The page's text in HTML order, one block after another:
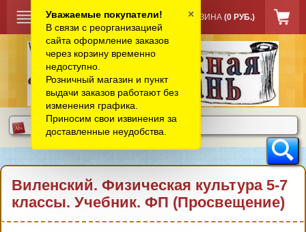
КОРЗИНА (0 РУБ.)
Виленский. Физическая культура 5-7
классы. Учебник. ФП (Просвещение)
Уважаемые покупатели!
В связи с реорганизацией
сайта оформление заказов
через корзину временно
недоступно.
Розничный магазин и пункт
выдачи заказов работают без
изменения графика.
Приносим свои извинения за
доставленные неудобства.
×